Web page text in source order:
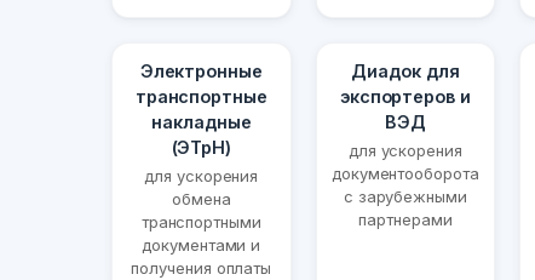
Электронные
транспортные
накладные
(ЭТрН)
для ускорения
обмена
транспортными
документами и
получения оплаты
Диадок для
экспортеров и
ВЭД
для ускорения
документооборота
с зарубежными
партнерами